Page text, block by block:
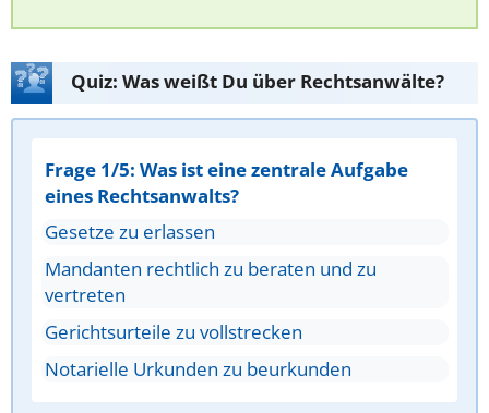
Quiz: Was weißt Du über Rechtsanwälte?
Frage 1/5: Was ist eine zentrale Aufgabe
eines Rechtsanwalts?
Gesetze zu erlassen
Mandanten rechtlich zu beraten und zu
vertreten
Gerichtsurteile zu vollstrecken
Notarielle Urkunden zu beurkunden